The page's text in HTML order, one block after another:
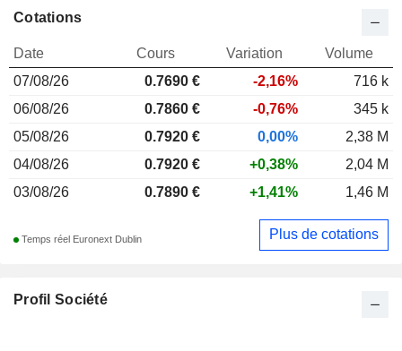
Profil Société
Cotations
Date Cours Variation
Volume
07/08/26
0.7690 € -2,16%
716 k
06/08/26
0.7860 € -0,76%
345 k
05/08/26
0.7920 € 0,00%
2,38 M
04/08/26
0.7920 € +0,38%
2,04 M
03/08/26
0.7890 € +1,41% 1,46 M
Temps réel Euronext Dublin Plus de cotations